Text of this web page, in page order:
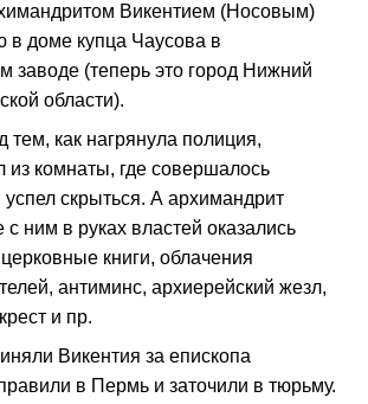
Викентием (Носовым)
в доме купца Чаусова в
заводе (теперь это город Нижний
области).
тем, как нагрянула полиция,
комнаты, где совершалось
успел скрыться. А архимандрит
ним в руках властей оказались
книги, облачения
антиминс, архиерейский жезл,
и пр.
Викентия за епископа
в Пермь и заточили в тюрьму.